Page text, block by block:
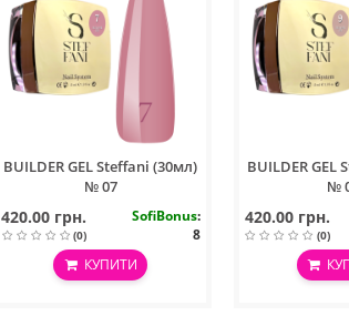
BUILDER GEL Steffani (30мл)
№ 07
420.00 грн.
(0)
SofiBonus:
8
КУПИТИ
BUILDER GEL
№
420.00 грн.
(0)